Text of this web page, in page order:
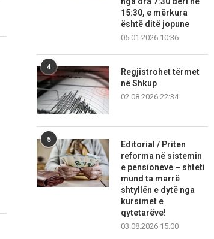
15:30, e mërkura
është ditë jopune
05.01.2026 10:36
4
Regjistrohet tërmet
në Shkup
02.08.2026 22:34
5
Editorial / Priten
reforma në sistemin
e pensioneve – shteti
mund ta marrë
shtyllën e dytë nga
kursimet e
qytetarëve!
03.08.2026 15:00